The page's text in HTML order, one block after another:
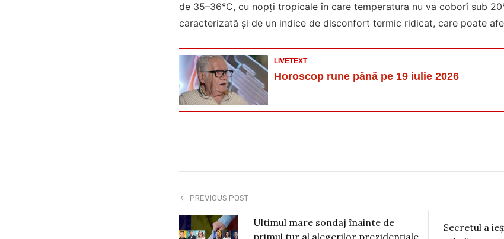
de 35–36°C, cu nopți tropicale în care temperatura nu va coborî sub
caracterizată și de un indice de disconfort termic ridicat, care poate
LIVETEXT
Horoscop rune până pe 19 iulie 2026
PREVIOUS POST
Ultimul mare sondaj înainte de
primul tur al alegerilor prezidențiale
Secretul a